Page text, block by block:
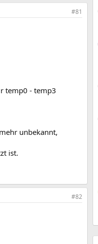
#81
temp0 - temp3
unbekannt,
ist.
#82